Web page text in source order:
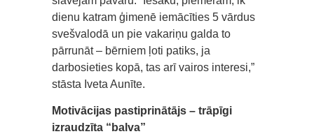
dienu katram ģimenē iemācīties 5 vārdus
svešvalodā un pie vakariņu galda to
pārrunāt – bērniem ļoti patiks, ja
darbosieties kopā, tas arī vairos interesi,”
stāsta Iveta Aunīte.
Motivācijas pastiprinātājs – trāpīgi
izraudzīta “balva”